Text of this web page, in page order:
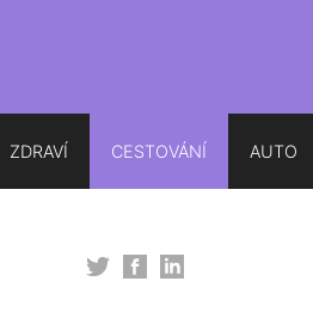
ZDRAVÍ CESTOVÁNÍ AUTO